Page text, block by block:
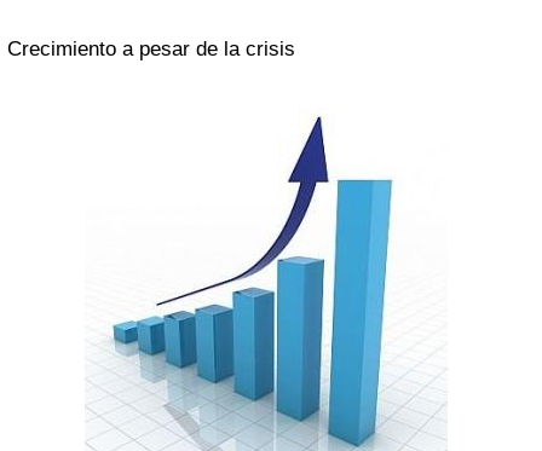
Crecimiento a pesar de la crisis